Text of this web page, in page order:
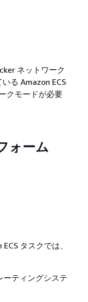
ネットワーク
る Amazon ECS
クモードが必要
ォーム
タスクでは、
ーティングシステ